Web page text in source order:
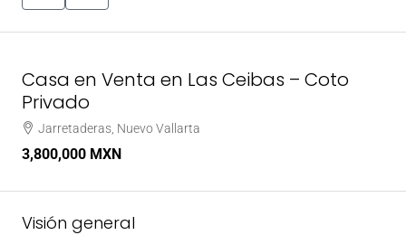
Casa en Venta en Las Ceibas – Coto
Privado
Jarretaderas, Nuevo Vallarta
3,800,000 MXN
Visión general